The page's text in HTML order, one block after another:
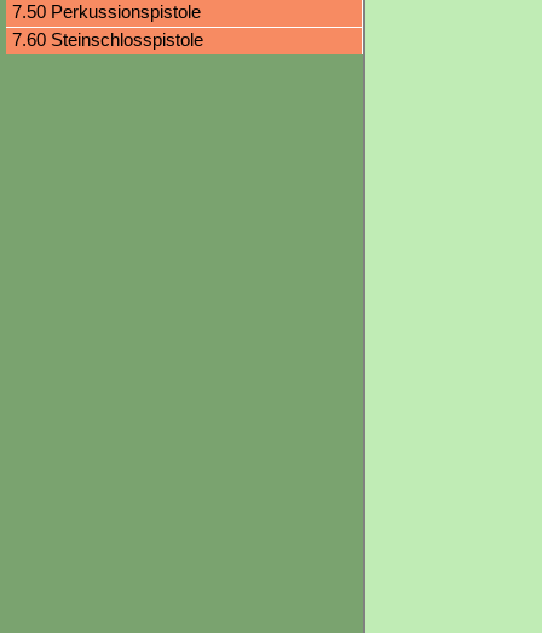
7.50 Perkussionspistole
7.60 Steinschlosspistole